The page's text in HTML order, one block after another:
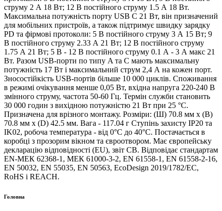
струму 2 А 18 Вт; 12 В постійного струму 1.5 А 18 Вт.
Максимальна потужність порту USB C 21 Вт, він призначений
для мобільних пристроїв, а також підтримує швидку зарядку
PD та фірмові протоколи: 5 В постійного струму 3 А 15 Вт; 9
В постійного струму 2.33 А 21 Вт; 12 В постійного струму
1.75 А 21 Вт; 5 В - 12 В постійного струму 0.1 А - 3 А макс 21
Вт. Разом USB-порти по типу A та C мають максимальну
потужність 17 Вт і максимальний струм 2,4 А на кожен порт.
Зносостійкість USB-портів більше 10 000 циклів. Споживання
в режимі очікування менше 0,05 Вт, вхідна напруга 220-240 В
змінного струму, частота 50-60 Гц. Термін служби становить
30 000 годин з вихідною потужністю 21 Вт при 25 °C.
Призначена для врізного монтажу. Розміри: (Ш) 70.8 мм х (В)
70.8 мм х (D) 42.5 мм. Вага - 117.04 г Ступінь захисту IP20 та
IK02, робоча температура - від 0°C до 40°C. Постачається в
коробці з прозорим вікном та євроотвором. Має європейську
декларацію відповідності (EU), звіт CB. Відповідає стандартам
EN-МЕК 62368-1, МЕК 61000-3-2, EN 61558-1, EN 61558-2-16,
EN 50032, EN 55035, EN 50563, EcoDesign 2019/1782/EC,
RoHS і REACH.
Головна